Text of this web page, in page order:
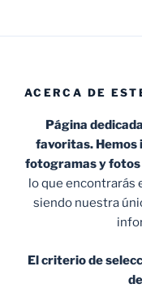
ACERCA DE
Página
favoritas. Hemos
fotogramas y fotos
lo que encontrarás
siendo nuestra
El criterio de